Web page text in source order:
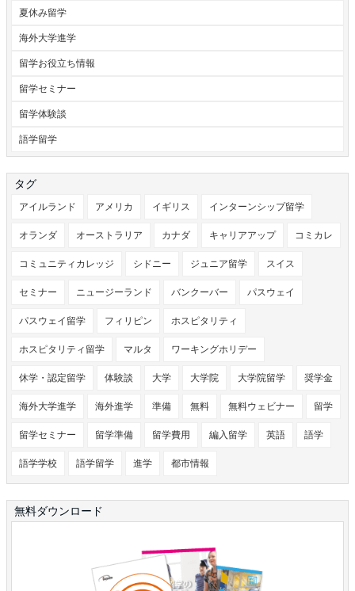
夏休み留学
海外大学進学
留学お役立ち情報
留学セミナー
留学体験談
語学留学
タグ
アイルランド アメリカ イギリス インターンシップ留学
オランダ オーストラリア カナダ キャリアアップ コミカレ
コミュニティカレッジ シドニー ジュニア留学 スイス
セミナー ニュージーランド バンクーバー パスウェイ
パスウェイ留学 フィリピン ホスピタリティ
ホスピタリティ留学 マルタ ワーキングホリデー
休学・認定留学 体験談 大学 大学院 大学院留学 奨学金
海外大学進学 海外進学 準備 無料 無料ウェビナー 留学
留学セミナー 留学準備 留学費用 編入留学 英語 語学
語学学校 語学留学 進学 都市情報
無料ダウンロード